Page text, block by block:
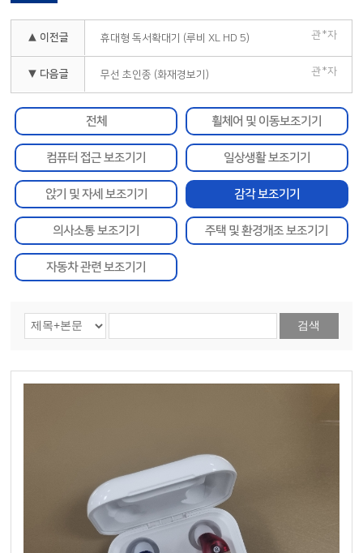
▲ 이전글 휴대형 독서확대기 (루비 XL HD 5) 관*자
▼ 다음글 무선 초인종 (화재경보기) 관*자
전체 휠체어 및 이동보조기기
컴퓨터 접근 보조기기 일상생활 보조기기
앉기 및 자세 보조기기 감각 보조기기
의사소통 보조기기 주택 및 환경개조 보조기기
자동차 관련 보조기기
검색